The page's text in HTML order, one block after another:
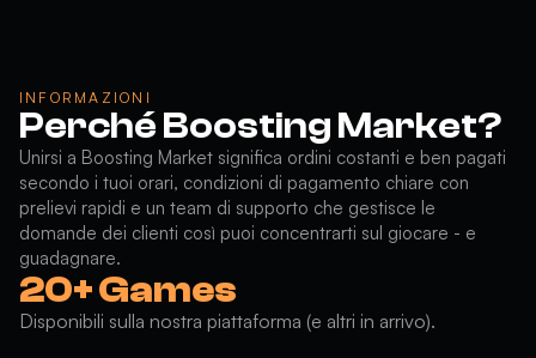
INFORMAZIONI
Perché Boosting Market?
Unirsi a Boosting Market significa ordini costanti e ben pagati
secondo i tuoi orari, condizioni di pagamento chiare con
prelievi rapidi e un team di supporto che gestisce le
domande dei clienti così puoi concentrarti sul giocare - e
guadagnare.
20+ Games
Disponibili sulla nostra piattaforma (e altri in arrivo).